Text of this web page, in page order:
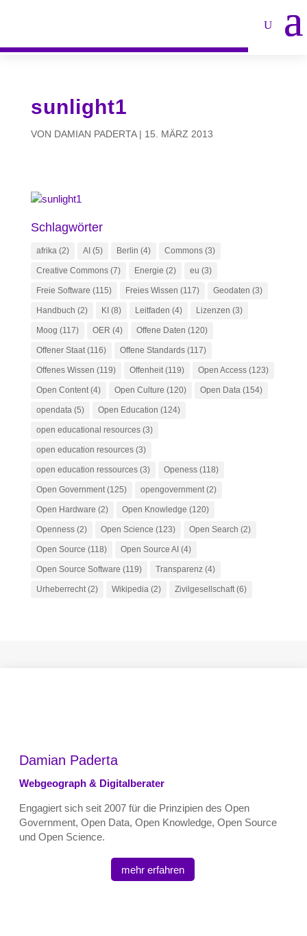
sunlight1
VON DAMIAN PADERTA| 15. MÄRZ 2013
Schlagwörter
afrika(2) AI (5) Berlin (4) Commons(3)
Creative Commons(7) Energie (2) eu (3)
Freie Software (115) Freies Wissen (117) Geodaten (3)
Handbuch (2) KI (8) Leitfaden (4) Lizenzen (3)
Moog (117) OER (4) Offene Daten (120)
Offener Staat(116) Offene Standards(117)
Offenes Wissen (119) Offenheit(119) Open Access(123)
Open Content(4) Open Culture (120) Open Data(154)
opendata(5) Open Education (124)
open educational resources(3)
open education resources(3)
open education ressources(3) Openess(118)
Open Government(125) opengovernment(2)
Open Hardware (2) Open Knowledge (120)
Openness(2) Open Science (123) Open Search (2)
Open Source (118) Open Source AI (4)
Open Source Software (119) Transparenz(4)
Urheberrecht(2) Wikipedia(2) Zivilgesellschaft(6)
Damian Paderta
Webgeograph & Digitalberater
Engagiert sich seit 2007 für die Prinzipien des Open
Government, Open Data, Open Knowledge, Open Source
und Open Science.
mehr erfahren